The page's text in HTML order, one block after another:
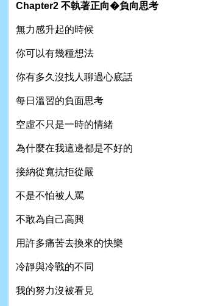
Chapter2 不執著正向�負向思考
無力感升起的時候
你可以有幾種想法
你有多久沒找人聊過心底話
每日溫習的負面思考
空虛不只是一時的情緒
為什麼在我這邊都是不好的
接納從寬抗拒從嚴
不是不怕被人罵
不敢為自己高興
用許多痛苦去換來的快樂
冷靜與冷戰的不同
我的努力沒被看見